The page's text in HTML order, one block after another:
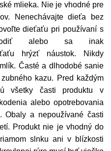
mlieka. Nie je vhodné pre
Nenechávajte dieťa bez
dieťaťu pri používaní s
alebo sa inak
hrýzť náustok. Nikdy
Časté a dlhodobé sanie
kazu. Pred každým
všetky časti produktu v
alebo opotrebovania
Obaly a nepoužívané časti
Produkt nie je vhodný do
slnku ani v blízkosti